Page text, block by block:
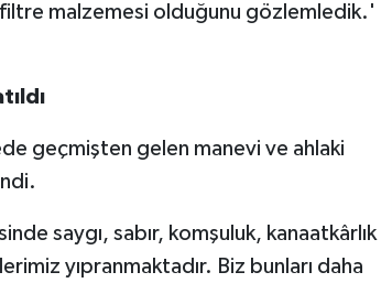
malzemesi olduğunu gözlemledik.'
geçmişten gelen manevi ve ahlaki
saygı, sabır, komşuluk, kanaatkârlık
yıpranmaktadır. Biz bunları daha